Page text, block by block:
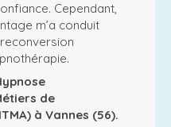
Cependant,
m’a conduit
de
à Vannes (56).